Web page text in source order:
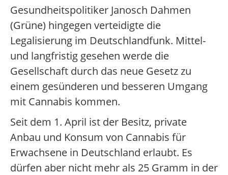
Gesundheitspolitiker Janosch Dahmen
(Grüne) hingegen verteidigte die
Legalisierung im Deutschlandfunk. Mittel-
und langfristig gesehen werde die
Gesellschaft durch das neue Gesetz zu
einem gesünderen und besseren Umgang
mit Cannabis kommen.
Seit dem 1. April ist der Besitz, private
Anbau und Konsum von Cannabis für
Erwachsene in Deutschland erlaubt. Es
dürfen aber nicht mehr als 25 Gramm in der